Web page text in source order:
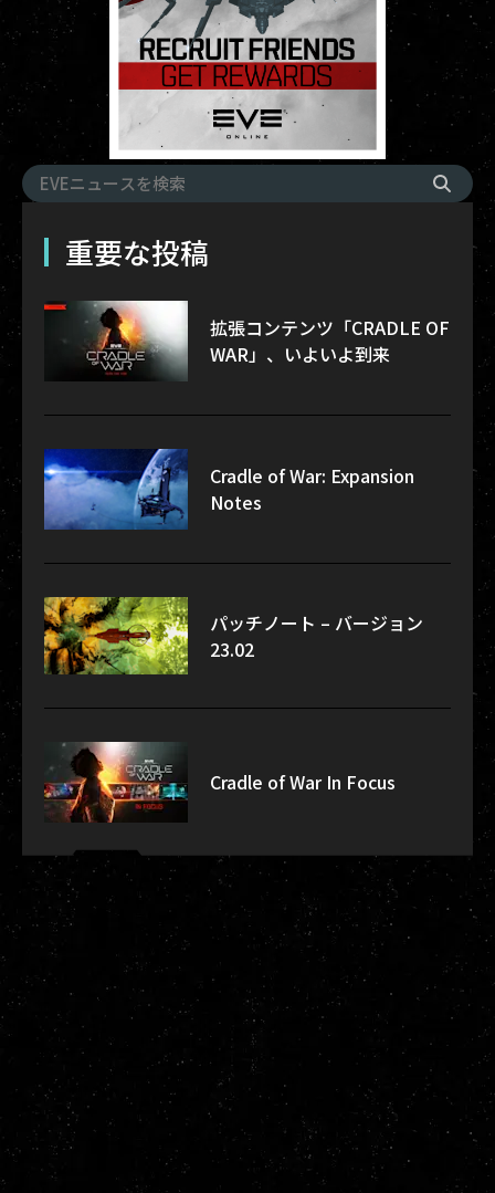
重要な投稿
拡張コンテンツ「CRADLE OF
WAR」、いよいよ到来
Cradle of War: Expansion
Notes
パッチノート – バージョン
23.02
Cradle of War In Focus